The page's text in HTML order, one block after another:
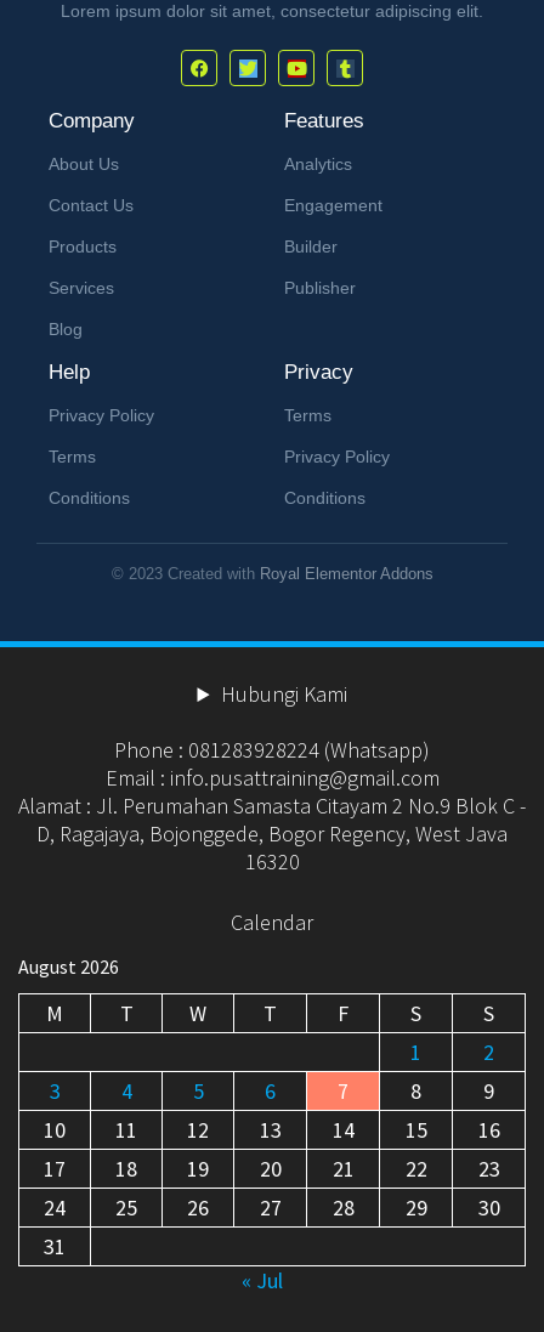
Lorem ipsum dolor sit amet, consectetur adipiscing elit.
Company
About Us
Contact Us
Products
Services
Blog
Features
Analytics
Engagement
Builder
Publisher
Help
Privacy Policy
Terms
Conditions
Privacy
Terms
Privacy Policy
Conditions
© 2023 Created with Royal Elementor Addons
Hubungi Kami
Phone : 081283928224 (Whatsapp)
Email : info.pusattraining@gmail.com
Alamat : Jl. Perumahan Samasta Citayam 2 No.9 Blok C -
D, Ragajaya, Bojonggede, Bogor Regency, West Java
16320
Calendar
August 2026
M T W T F S
S
1
2
3
4 5 6 7 8
9
10
11 12 13 14 15
16
17
18 19 20 21 22
23
24
25 26 27 28 29
30
31
« Jul